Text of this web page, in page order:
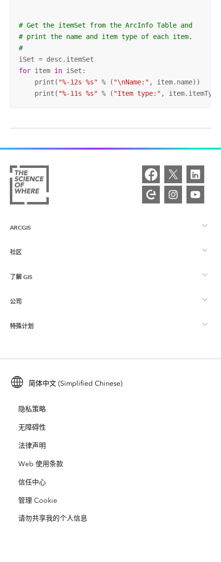
# Get the itemSet from the ArcInfo Table and
# print the name and item type of each item.
#
for item in iSet:
    print(
"%-12s %s" % ( "\nName:" , item.name))
    print(
"%-11s %s" % ( "Item type:" ,
ARCGIS
ArcGIS 概览
制图
Esri Store
社区
Esri 社区
ArcGIS 博客
Esri 年轻专家关系网
了解 GIS
什么是 GIS？
位置智能
培训
ArcUser
ArcNews
ArcWatch
Esri 视频
公司
关于 Esri
招贤纳士
开放视野
业务行为准则
网站地图
特殊计划
ArcGIS for Student Use
保护
教育
种族平等
简体中文 (Simplified Chinese)
隐私策略
无障碍性
法律声明
Web 使用条款
信任中心
管理 Cookie
请勿共享我的个人信息